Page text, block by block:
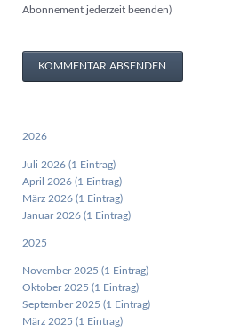
Abonnement jederzeit beenden)
KOMMENTAR ABSENDEN
2026
Juli 2026 (1 Eintrag)
April 2026 (1 Eintrag)
März 2026 (1 Eintrag)
Januar 2026 (1 Eintrag)
2025
November 2025 (1 Eintrag)
Oktober 2025 (1 Eintrag)
September 2025 (1 Eintrag)
März 2025 (1 Eintrag)